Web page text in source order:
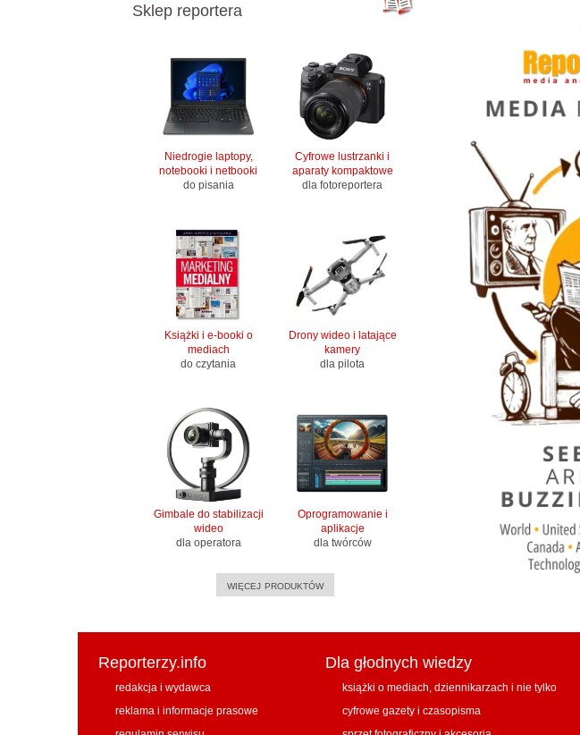
Sklep reportera
Niedrogie laptopy,
notebooki i netbooki
do pisania
Cyfrowe lustrzanki i
aparaty kompaktowe
dla fotoreportera
Książki i e-booki o
mediach
do czytania
Drony wideo i latające
kamery
dla pilota
Gimbale do stabilizacji
wideo
dla operatora
Oprogramowanie i
aplikacje
dla twórców
więcej produktów
Reporterzy.info
redakcja i wydawca
reklama i informacje prasowe
Dla głodnych wiedzy
książki o mediach, dziennikarzach i nie tylko
cyfrowe gazety i czasopisma